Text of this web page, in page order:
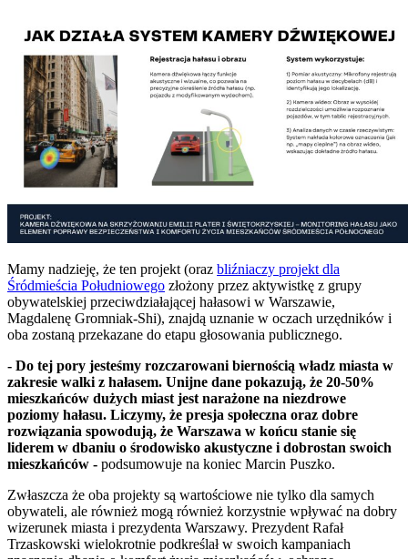
Mamy nadzieję, że ten projekt (oraz bliźniaczy projekt dla
Śródmieścia Południowego złożony przez aktywistkę z grupy
obywatelskiej przeciwdziałającej hałasowi w Warszawie,
Magdalenę Gromniak-Shi), znajdą uznanie w oczach urzędników i
oba zostaną przekazane do etapu głosowania publicznego.
- Do tej pory jesteśmy rozczarowani biernością władz miasta w
zakresie walki z hałasem. Unijne dane pokazują, że 20-50%
mieszkańców dużych miast jest narażone na niezdrowe
poziomy hałasu. Liczymy, że presja społeczna oraz dobre
rozwiązania spowodują, że Warszawa w końcu stanie się
liderem w dbaniu o środowisko akustyczne i dobrostan swoich
mieszkańców - podsumowuje na koniec Marcin Puszko.
Zwłaszcza że oba projekty są wartościowe nie tylko dla samych
obywateli, ale również mogą również korzystnie wpływać na dobry
wizerunek miasta i prezydenta Warszawy. Prezydent Rafał
Trzaskowski wielokrotnie podkreślał w swoich kampaniach